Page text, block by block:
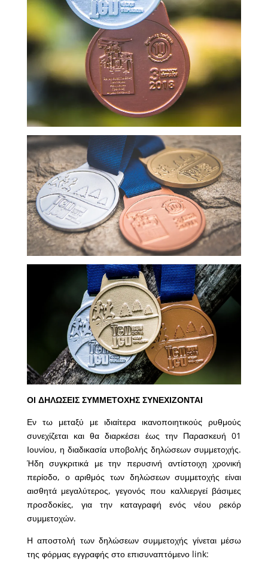
ΟΙ ΔΗΛΩΣΕΙΣ ΣΥΜΜΕΤΟΧΗΣ ΣΥΝΕΧΙΖΟΝΤΑΙ
Εν τω μεταξύ με ιδιαίτερα ικανοποιητικούς ρυθμούς
συνεχίζεται και θα διαρκέσει έως την Παρασκευή 01
Ιουνίου, η διαδικασία υποβολής δηλώσεων συμμετοχής.
Ήδη συγκριτικά με την περυσινή αντίστοιχη χρονική
περίοδο, ο αριθμός των δηλώσεων συμμετοχής είναι
αισθητά μεγαλύτερος, γεγονός που καλλιεργεί βάσιμες
προσδοκίες, για την καταγραφή ενός νέου ρεκόρ
συμμετοχών.
Η αποστολή των δηλώσεων συμμετοχής γίνεται μέσω
της φόρμας εγγραφής στο επισυναπτόμενο link: